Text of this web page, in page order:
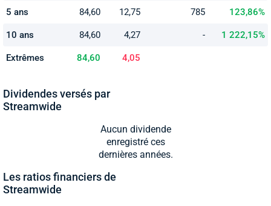
5 ans 84,60 12,75 785 123,86%
10 ans 84,60 4,27 - 1 222,15%
Extrêmes 84,60 4,05
Dividendes versés par
Streamwide
Aucun dividende
enregistré ces
dernières années.
Les ratios financiers de
Streamwide